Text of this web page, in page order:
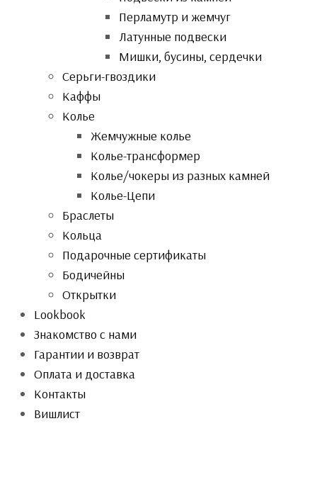
Перламутр и жемчуг
Латунные подвески
Мишки, бусины, сердечки
Серьги-гвоздики
Каффы
Колье
Жемчужные колье
Колье-трансформер
Колье/чокеры из разных камней
Колье-Цепи
Браслеты
Кольца
Подарочные сертификаты
Бодичейны
Открытки
Lookbook
Знакомство с нами
Гарантии и возврат
Оплата и доставка
Контакты
Вишлист